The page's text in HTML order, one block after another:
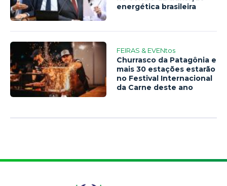
energética brasileira
FEIRAS & EVENtos
Churrasco da Patagônia e
mais 30 estações estarão
no Festival Internacional
da Carne deste ano